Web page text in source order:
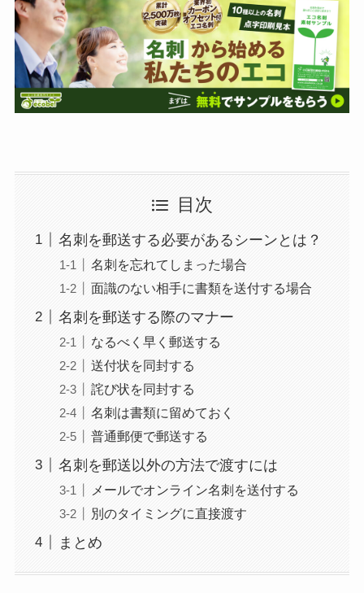
目次
名刺を郵送する必要があるシーンとは？
名刺を忘れてしまった場合
面識のない相手に書類を送付する場合
名刺を郵送する際のマナー
なるべく早く郵送する
送付状を同封する
詫び状を同封する
名刺は書類に留めておく
普通郵便で郵送する
名刺を郵送以外の方法で渡すには
メールでオンライン名刺を送付する
別のタイミングに直接渡す
まとめ